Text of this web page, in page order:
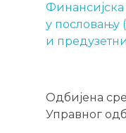
у пословању
и
Одбијена
Управног